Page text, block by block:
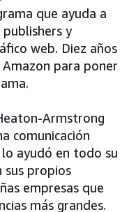
que ayuda a
y
web. Diez años
para poner
Armstrong
comunicación
lo ayudó en todo su
propios
empresas que
más grandes.